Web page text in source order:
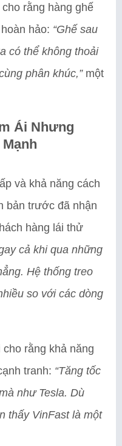
rằng hàng ghế
hảo: “Ghế sau
có thể không thoải
phân khúc,”một
Ái Nhưng
và khả năng cách
bản trước đã nhận
hàng lái thử
cả khi qua những
Hệ thống treo
so với các dòng
rằng khả năng
tranh: “Tăng tốc
như Tesla. Dù
thấy VinFast là một